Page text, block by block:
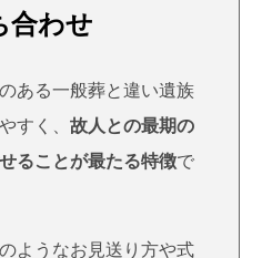
合わせ
ある一般葬と違い遺族
すく、 故人との最期の
ることが最たる特徴で
ようなお見送り方や式